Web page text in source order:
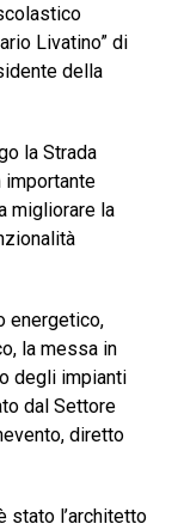
Livatino” di
della
la Strada
importante
migliorare la
energetico,
la messa in
degli impianti
dal Settore
diretto
stato l’architetto